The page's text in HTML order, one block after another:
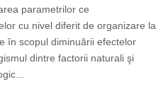
parametrilor ce
cu nivel diferit de organizare la
în scopul diminuării efectelor
dintre factorii naturali şi